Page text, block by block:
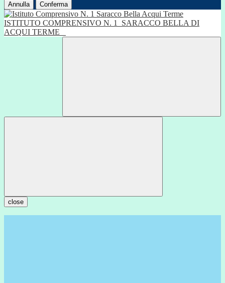
Annulla Conferma
ISTITUTO COMPRENSIVO N. 1
SARACCO BELLA DI
ACQUI TERME
close